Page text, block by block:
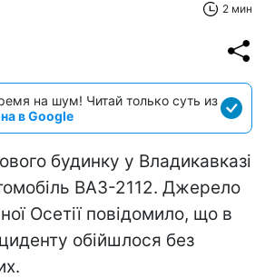
2 мин
на шум! Читай только суть из
в Google
будинку у Владикавказі
ВАЗ-2112. Джерело
Осетії повідомило, що в
обійшлося без